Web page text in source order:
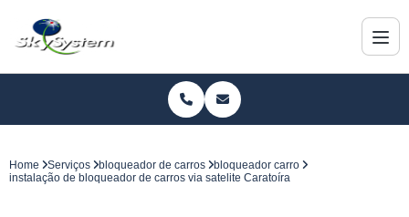
Home Serviços bloqueador de carros
bloqueador carro
instalação de bloqueador de carros via satelite Caratoíra